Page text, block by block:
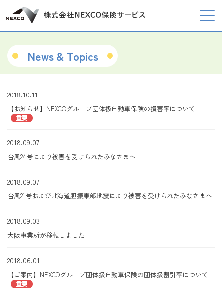
News & Topics
2018.10.11
【お知らせ】NEXCOグループ団体扱自動車保険の損害率について
重要
2018.09.07
台風24号により被害を受けられたみなさまへ
2018.09.07
台風21号および北海道胆振東部地震により被害を受けられたみなさまへ
2018.09.03
大阪事業所が移転しました
2018.06.01
【ご案内】NEXCOグループ団体扱自動車保険の団体扱割引率について
重要